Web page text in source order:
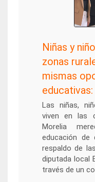
Niñas y
zonas
mismas
Las niñas,
viven en las
Morelia
educación
respaldo de
diputada local
través de un